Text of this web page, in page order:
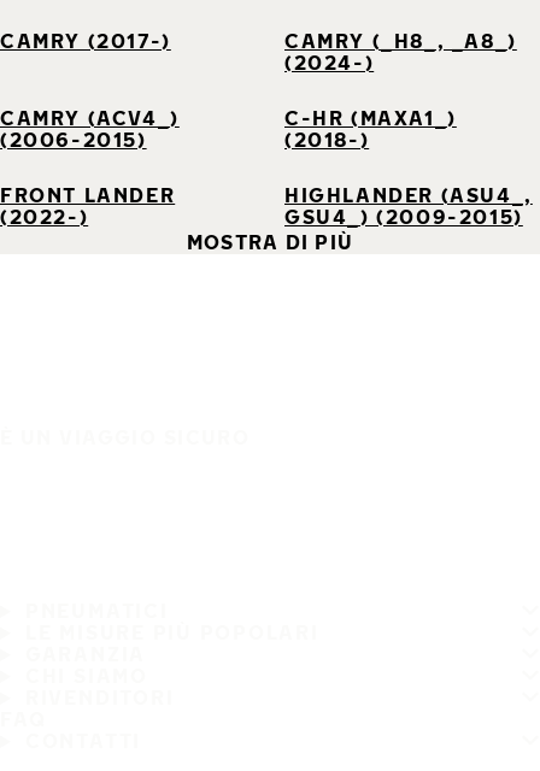
CAMRY (2017-)
CAMRY (_H8_, _A8_)
(2024-)
CAMRY (ACV4_)
(2006-2015)
C-HR (MAXA1_)
(2018-)
FRONT LANDER
(2022-)
HIGHLANDER (ASU4_,
GSU4_) (2009-2015)
MOSTRA DI PIÙ